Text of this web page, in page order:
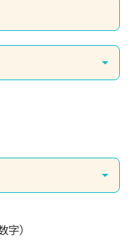
字）